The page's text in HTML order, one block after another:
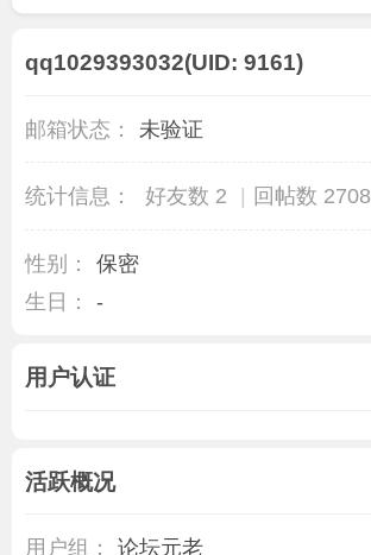
qq1029393032(UID: 9161)
邮箱状态： 未验证
统计信息： 好友数 2 回帖数 2708
性别：
保密
生日：
-
用户认证
活跃概况
用户组： 论坛元老